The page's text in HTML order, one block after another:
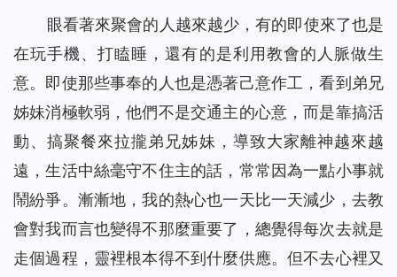
眼看著來聚會的人越來越少，有的即使來了也是
在玩手機、打瞌睡，還有的是利用教會的人脈做生
意。即使那些事奉的人也是憑著己意作工，看到弟兄
姊妹消極軟弱，他們不是交通主的心意，而是靠搞活
動、搞聚餐來拉攏弟兄姊妹，導致大家離神越來越
遠，生活中絲毫守不住主的話，常常因為一點小事就
鬧紛爭。漸漸地，我的熱心也一天比一天減少，去教
會對我而言也變得不那麼重要了，總覺得每次去就是
走個過程，靈裡根本得不到什麼供應。但不去心裡又